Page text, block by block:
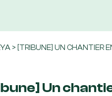
> [TRIBUNE] UN CHANTIER
Un